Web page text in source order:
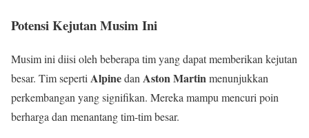
Potensi Kejutan Musim Ini
Musim ini diisi oleh beberapa tim yang dapat memberikan kejutan
besar. Tim seperti Alpinedan Aston Martinmenunjukkan
perkembangan yang signifikan. Mereka mampu mencuri poin
berharga dan menantang tim-tim besar.